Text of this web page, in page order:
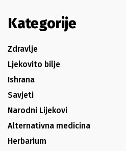
Kategorije
Zdravlje
Ljekovito bilje
Ishrana
Savjeti
Narodni Lijekovi
Alternativna medicina
Herbarium